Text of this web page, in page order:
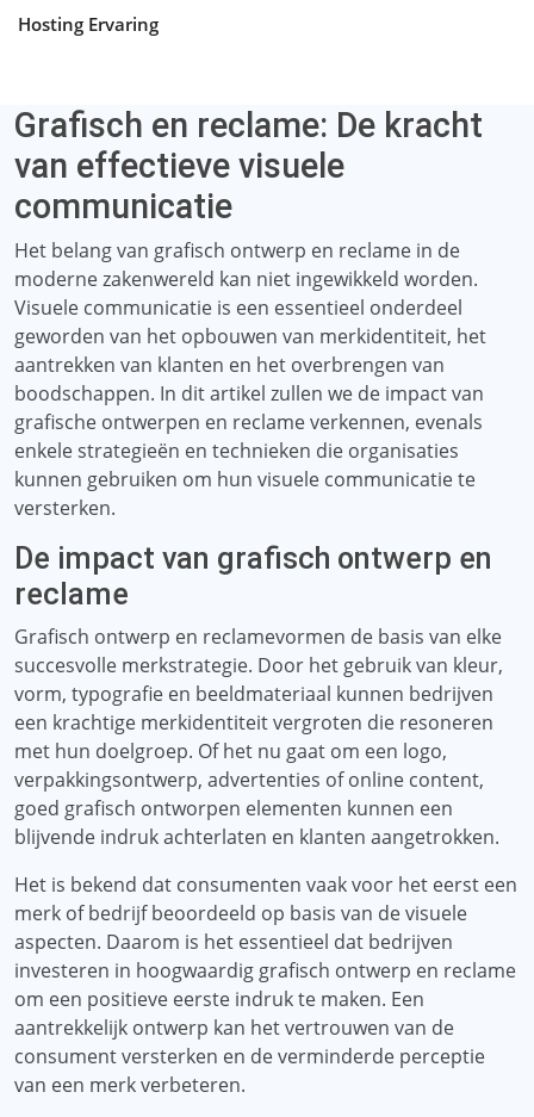
Hosting Ervaring
Grafisch en reclame: De kracht
van effectieve visuele
communicatie
Het belang van grafisch ontwerp en reclame in de
moderne zakenwereld kan niet ingewikkeld worden.
Visuele communicatie is een essentieel onderdeel
geworden van het opbouwen van merkidentiteit, het
aantrekken van klanten en het overbrengen van
boodschappen. In dit artikel zullen we de impact van
grafische ontwerpen en reclame verkennen, evenals
enkele strategieën en technieken die organisaties
kunnen gebruiken om hun visuele communicatie te
versterken.
De impact van grafisch ontwerp en
reclame
Grafisch ontwerp en reclamevormen de basis van elke
succesvolle merkstrategie. Door het gebruik van kleur,
vorm, typografie en beeldmateriaal kunnen bedrijven
een krachtige merkidentiteit vergroten die resoneren
met hun doelgroep. Of het nu gaat om een ​​logo,
verpakkingsontwerp, advertenties of online content,
goed grafisch ontworpen elementen kunnen een
blijvende indruk achterlaten en klanten aangetrokken.
Het is bekend dat consumenten vaak voor het eerst een
merk of bedrijf beoordeeld op basis van de visuele
aspecten. Daarom is het essentieel dat bedrijven
investeren in hoogwaardig grafisch ontwerp en reclame
om een ​​positieve eerste indruk te maken. Een
aantrekkelijk ontwerp kan het vertrouwen van de
consument versterken en de verminderde perceptie
van een merk verbeteren.